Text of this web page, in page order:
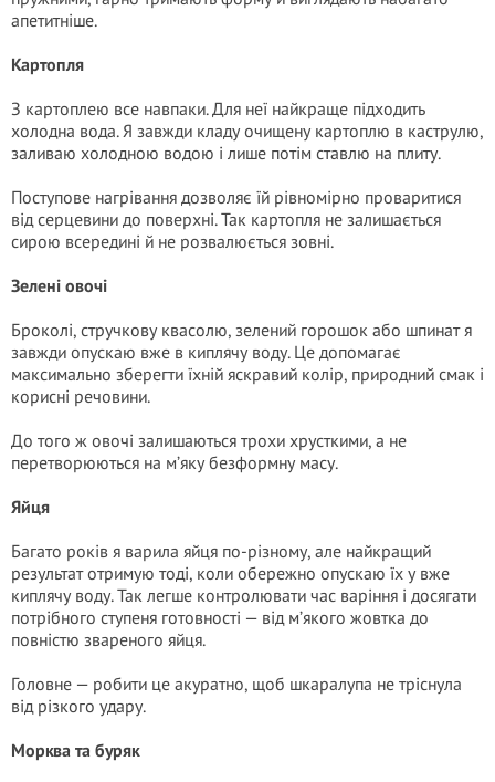
апетитніше.
Картопля
З картоплею все навпаки. Для неї найкраще підходить
холодна вода. Я завжди кладу очищену картоплю в каструлю,
заливаю холодною водою і лише потім ставлю на плиту.
Поступове нагрівання дозволяє їй рівномірно проваритися
від серцевини до поверхні. Так картопля не залишається
сирою всередині й не розвалюється зовні.
Зелені овочі
Броколі, стручкову квасолю, зелений горошок або шпинат я
завжди опускаю вже в киплячу воду. Це допомагає
максимально зберегти їхній яскравий колір, природний смак і
корисні речовини.
До того ж овочі залишаються трохи хрусткими, а не
перетворюються на м’яку безформну масу.
Яйця
Багато років я варила яйця по-різному, але найкращий
результат отримую тоді, коли обережно опускаю їх у вже
киплячу воду. Так легше контролювати час варіння і досягати
потрібного ступеня готовності — від м’якого жовтка до
повністю звареного яйця.
Головне — робити це акуратно, щоб шкаралупа не тріснула
від різкого удару.
Морква та буряк